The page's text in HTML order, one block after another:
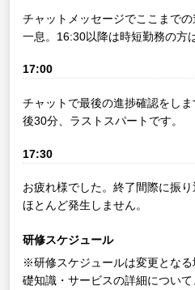
チャットメッセージでここまで
一息。16:30以降は時短勤務の方
17:00
チャットで最後の進捗確認をしま
後30分、ラストスパートです。
17:30
お疲れ様でした。終了間際に振
ほとんど発生しません。
研修スケジュール
※研修スケジュールは変更となる
礎知識・サービスの詳細につい